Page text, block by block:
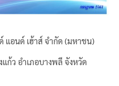
แอนด์ เฮ้าส์ จำกัด (มหาชน)
ก้ว อำเภอบางพลี จังหวัด